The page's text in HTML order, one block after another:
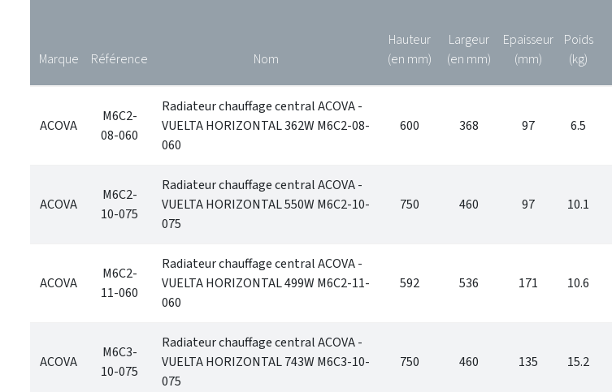
Marque Référence Nom
Hauteur
(en mm)
Largeur
(en mm)
Epaisseur
(mm)
Poids
(kg)
ACOVA
M6C2-
08-060
Radiateur chauffage central ACOVA -
VUELTA HORIZONTAL 362W M6C2-08-
060
600 368 97 6.5
ACOVA
M6C2-
10-075
Radiateur chauffage central ACOVA -
VUELTA HORIZONTAL 550W M6C2-10-
075
750 460 97 10.1
ACOVA
M6C2-
11-060
Radiateur chauffage central ACOVA -
VUELTA HORIZONTAL 499W M6C2-11-
060
592 536 171 10.6
ACOVA
M6C3-
10-075
Radiateur chauffage central ACOVA -
VUELTA HORIZONTAL 743W M6C3-10-
075
750 460 135 15.2